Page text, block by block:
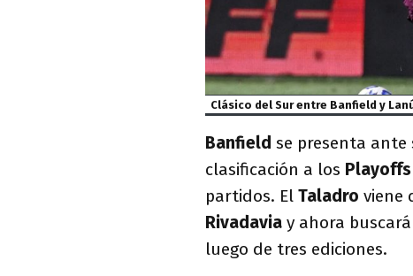
Clásico del Sur entre Banfield y
Banfield se presenta
clasificación a los Playoffs
partidos. El Taladro viene
Rivadavia y ahora
luego de tres ediciones.